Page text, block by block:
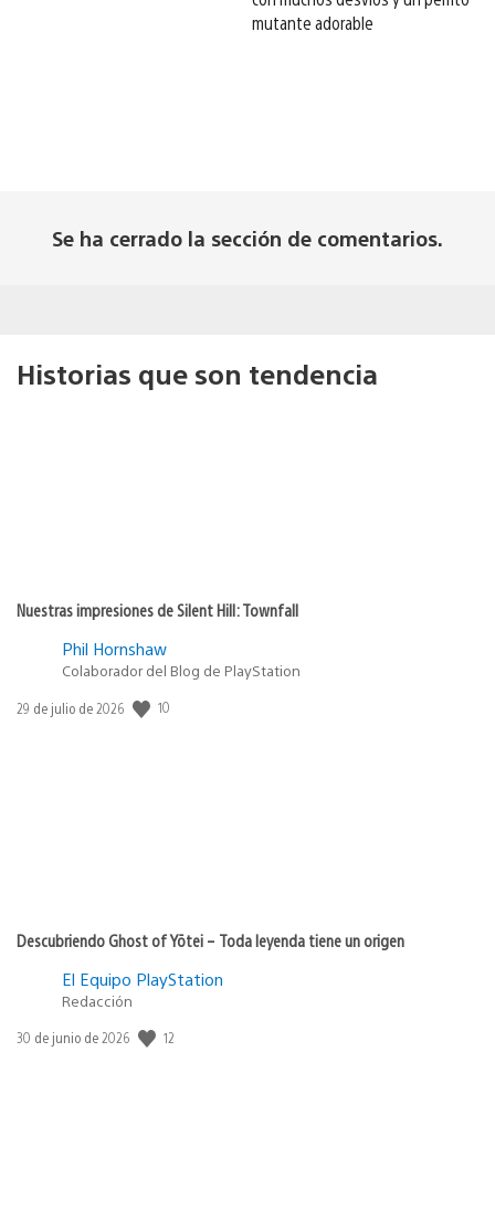
mutante adorable
Se ha cerrado la sección de comentarios.
Historias que son tendencia
Nuestras impresiones de Silent Hill: Townfall
Phil Hornshaw
Colaborador del Blog de PlayStation
Fecha
29 de julio de 2026 10
Descubriendo Ghost of Yōtei – Toda leyenda tiene un origen
El Equipo PlayStation
Redacción
Fecha
30 de junio de 2026 12